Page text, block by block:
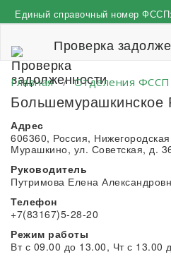
к
Единый справочный номер ФССП:
Проверка
Главная/Отделения ФССП
Адрес
606360, Россия,
Мурашкино, ул. Советская, д.
Руководитель
Путримова Елена
Телефон
+7(83167)5-28-20
Режим работы
Вт с 09.00 до 13.00, Чт с 13.00